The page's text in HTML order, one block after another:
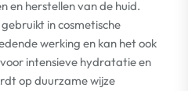
en herstellen van de huid.
in cosmetische
werking en kan het ook
intensieve hydratatie en
op duurzame wijze